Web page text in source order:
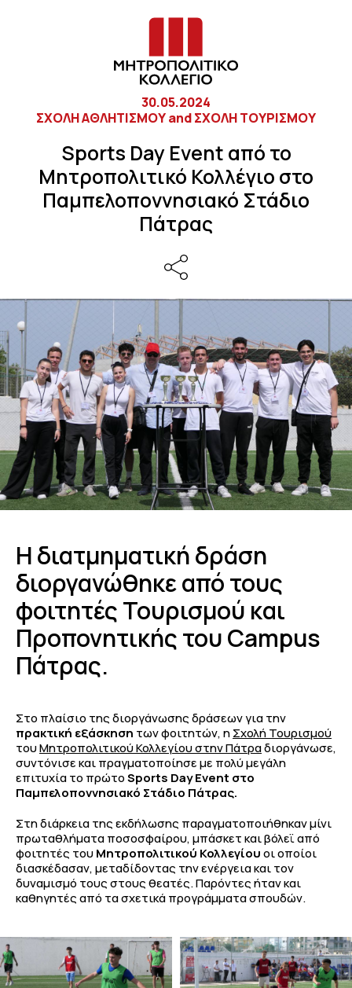
30.05.2024
ΣΧΟΛΗ ΑΘΛΗΤΙΣΜΟΥ and ΣΧΟΛΗ ΤΟΥΡΙΣΜΟΥ
Sports Day Event από το
Μητροπολιτικό Κολλέγιο στο
Παμπελοποννησιακό Στάδιο
Πάτρας
Η διατμηματική δράση
διοργανώθηκε από τους
φοιτητές Τουρισμού και
Προπονητικής του Campus
Πάτρας.
Στο πλαίσιο της διοργάνωσης δράσεων για την
πρακτική εξάσκηση των φοιτητών, ηΣχολή Τουρισμού
τουΜητροπολιτικού Κολλεγίου στην Πάτραδιοργάνωσε,
συντόνισε και πραγματοποίησε με πολύ μεγάλη
επιτυχία το πρώτοSports Day Event στο
Παμπελοποννησιακό Στάδιο Πάτρας.
Στη διάρκεια της εκδήλωσης παραγματοποιήθηκαν μίνι
πρωταθλήματα ποσοσφαίρου, μπάσκετ και βόλεϊ από
φοιτητές τουΜητροπολιτικού Κολλεγίουοι οποίοι
διασκέδασαν, μεταδίδοντας την ενέργεια και τον
δυναμισμό τους στους θεατές. Παρόντες ήταν και
καθηγητές από τα σχετικά προγράμματα σπουδών.